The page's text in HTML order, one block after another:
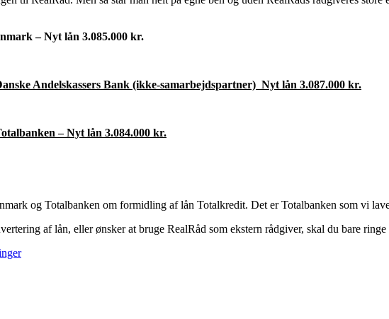
– Nyt lån 3.085.000 kr.
Andelskassers Bank (ikke-samarbejdspartner) Nyt lån 3.087.000 kr.
– Nyt lån 3.084.000 kr.
og Totalbanken om formidling af lån Totalkredit. Det er Totalbanken som vi
af lån, eller ønsker at bruge RealRåd som ekstern rådgiver, skal du bare